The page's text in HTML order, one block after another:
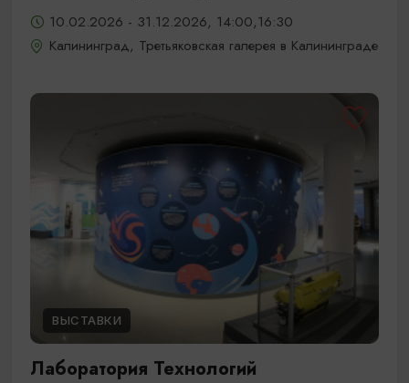
10.02.2026 - 31.12.2026, 14:00,16:30
Калининград, Третьяковская галерея в Калининграде
ВЫСТАВКИ
Лаборатория Технологий